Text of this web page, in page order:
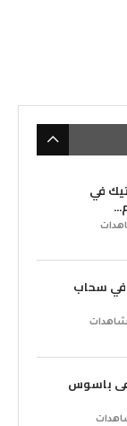
في
في سحاب
فى باسوس